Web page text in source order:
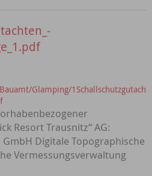
Glamping/1Schallschutzgutach
Resort Trausnitz“ AG:
Digitale Topographische
Vermessungsverwaltung